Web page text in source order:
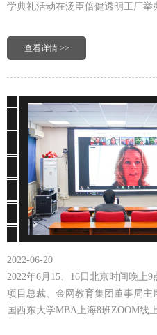
学典礼活动在汤臣倍健透明工厂举
查看详情 >>
2022-06-20
2022年6月15、16日北京时间晚上
项目总裁、金网教育集团董事局
国西东大学MBA上海8班ZOOM线